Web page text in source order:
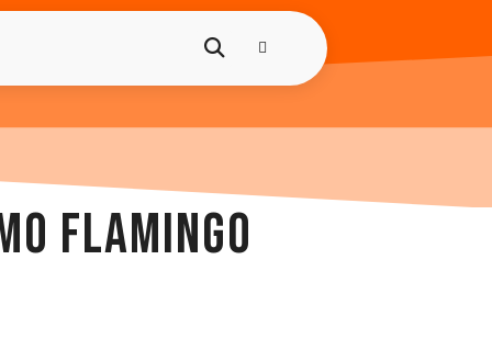
FLAMINGO